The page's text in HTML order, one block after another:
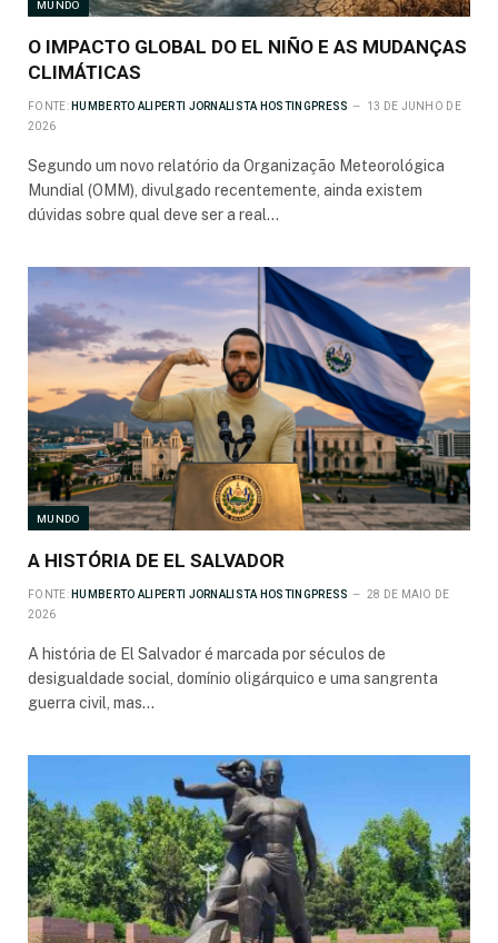
MUNDO
O IMPACTO GLOBAL DO EL NIÑO E AS MUDANÇAS
CLIMÁTICAS
FONTE: HUMBERTO ALIPERTI JORNALISTA HOSTINGPRESS
13 DE JUNHO DE
2026
Segundo um novo relatório da Organização Meteorológica
Mundial (OMM), divulgado recentemente, ainda existem
dúvidas sobre qual deve ser a real…
MUNDO
A HISTÓRIA DE EL SALVADOR
FONTE: HUMBERTO ALIPERTI JORNALISTA HOSTINGPRESS
28 DE MAIO DE
2026
A história de El Salvador é marcada por séculos de
desigualdade social, domínio oligárquico e uma sangrenta
guerra civil, mas…